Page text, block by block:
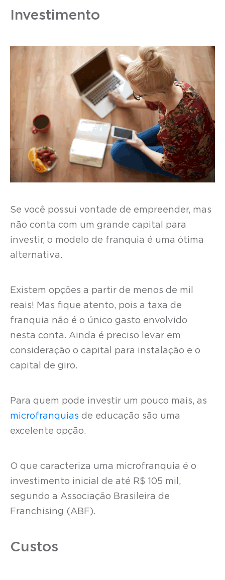
Investimento
Se você possui vontade de empreender, mas
não conta com um grande capital para
investir, o modelo de franquia é uma ótima
alternativa.
Existem opções a partir de menos de mil
reais! Mas fique atento, pois a taxa de
franquia não é o único gasto envolvido
nesta conta. Ainda é preciso levar em
consideração o capital para instalação e o
capital de giro.
Para quem pode investir um pouco mais, as
microfranquias de educação são uma
excelente opção.
O que caracteriza uma microfranquia é o
investimento inicial de até R$ 105 mil,
segundo a Associação Brasileira de
Franchising (ABF).
Custos